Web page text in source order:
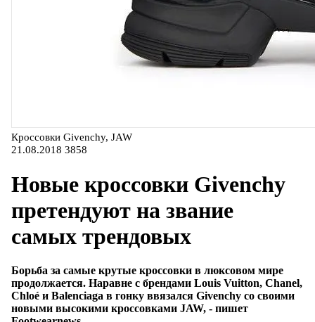
Кроссовки Givenchy, JAW
21.08.2018 3858
Новые кроссовки Givenchy
претендуют на звание
самых трендовых
Борьба за самые крутые кроссовки в люксовом мире
продолжается. Наравне с брендами Louis Vuitton, Chanel,
Chloé и Balenciaga в гонку ввязался Givenchy со своими
новыми высокими кроссовками JAW, - пишет